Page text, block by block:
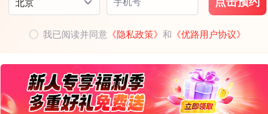
北京
我已阅读并同意 《隐私政策》和 《优路用户协议》